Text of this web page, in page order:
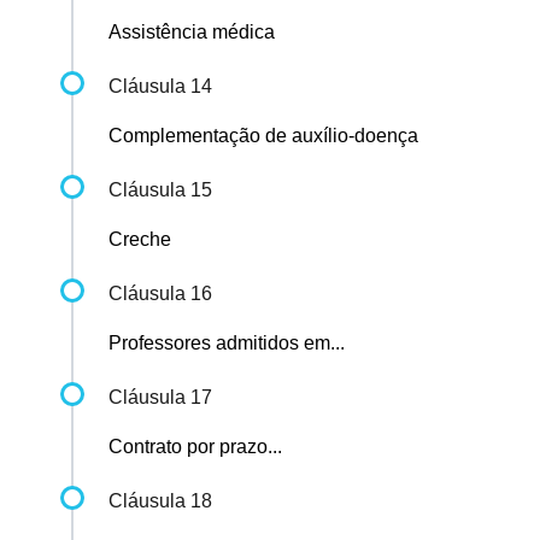
Assistência médica
Cláusula 14
Complementação de auxílio-doença
Cláusula 15
Creche
Cláusula 16
Professores admitidos em...
Cláusula 17
Contrato por prazo...
Cláusula 18